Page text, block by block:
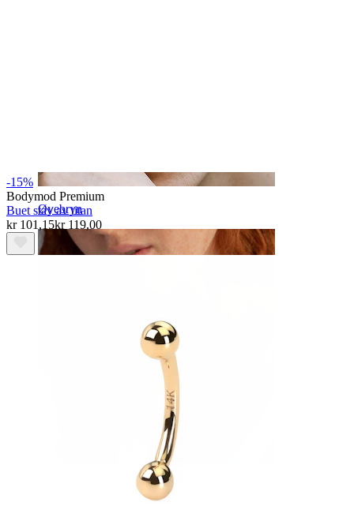
Øyebryn
-15%
Bodymod Premium
Buet stav av titan
kr 101,15kr 119,00